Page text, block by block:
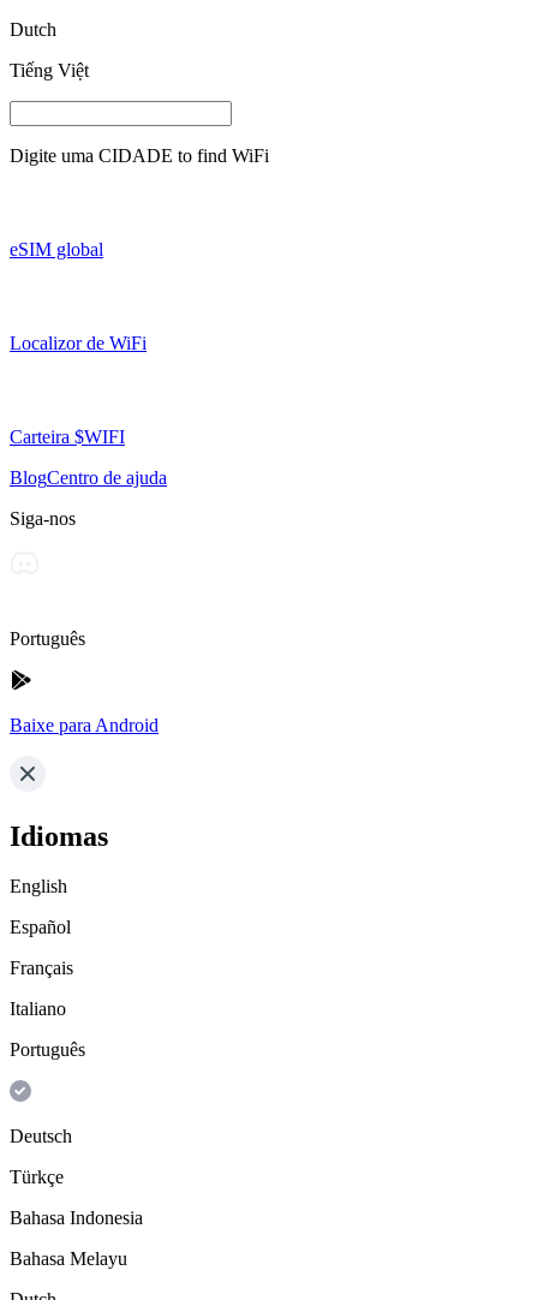
Dutch
Tiếng Việt
Digite uma CIDADE to find WiFi
eSIM global
Localizor de WiFi
Carteira $WIFI
BlogCentro de ajuda
Siga-nos
Português
Baixe para Android
Idiomas
English
Español
Français
Italiano
Português
Deutsch
Türkçe
Bahasa Indonesia
Bahasa Melayu